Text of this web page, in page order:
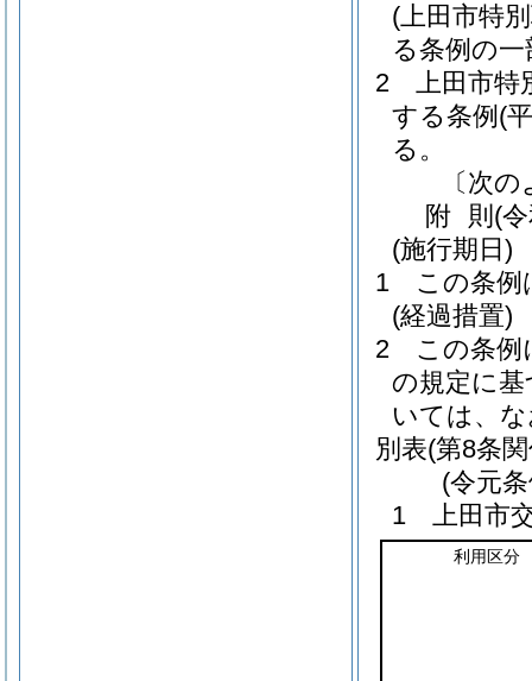
(上田市特
る条例の一
2
上田市特
する条例 (
る。
〔次
附 則 (
(施行期日)
1
この条例
(経過措置)
2
この条例
の規定に
いては、
別表(第8条
(令元
1 上田市
利用区分